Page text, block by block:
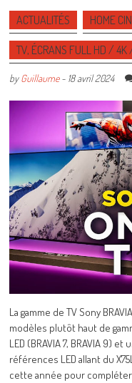
ACTUALITÉS HOME
TV, ÉCRANS FULL HD /
byGuillaume- 18 avril 2024
La gamme de TV Sony
modèles plutôt haut de
LED (BRAVIA 7, BRAVIA 9)
références LED allant du
cette année pour compléter